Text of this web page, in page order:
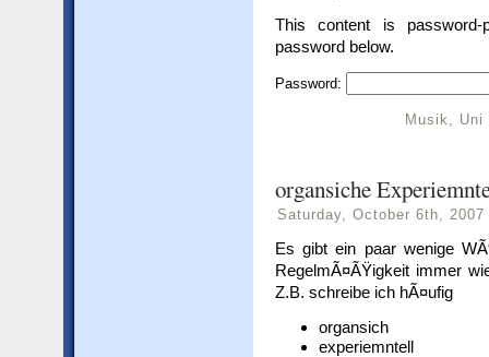
This content is
password below.
Password:
Musik, Uni
organsiche
Saturday, October 6th, 2007
Es gibt ein paar wenige
RegelmÃ¤ÃŸigkeit immer
Z.B. schreibe ich hÃ¤ufig
organsich
experiemntell